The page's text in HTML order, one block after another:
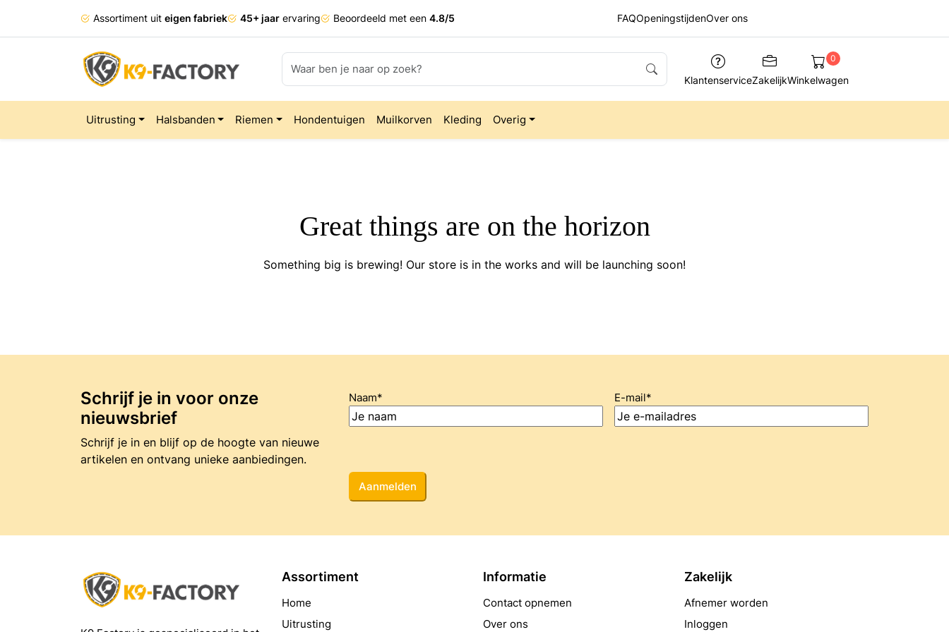
Assortiment uit eigen fabriek 45+ jaar ervaring Beoordeeld met een 4.8/5 FAQOpeningstijdenOver ons
KlantenserviceZakelijkWinkelwagen
0
Uitrusting Halsbanden Riemen Hondentuigen Muilkorven Kleding Overig
Great things are on the horizon
Something big is brewing! Our store is in the works and will be launching soon!
Schrijf je in voor onze
nieuwsbrief
Schrijf je in en blijf op de hoogte van nieuwe
artikelen en ontvang unieke aanbiedingen.
Naam* E-mail*
Assortiment
Home
Uitrusting
Informatie
Contact opnemen
Over ons
Zakelijk
Afnemer worden
Inloggen